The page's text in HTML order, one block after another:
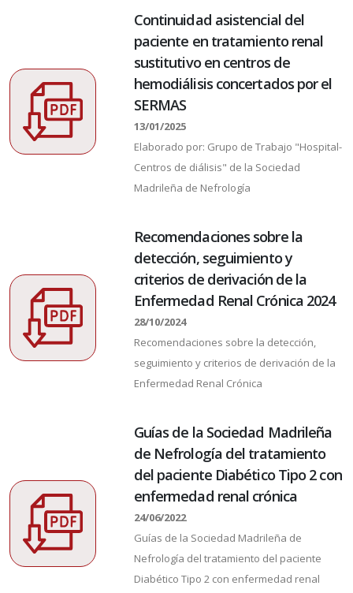
Continuidad asistencial del
paciente en tratamiento renal
sustitutivo en centros de
hemodiálisis concertados por el
SERMAS
13/01/2025
Elaborado por: Grupo de Trabajo "Hospital-
Centros de diálisis" de la Sociedad
Madrileña de Nefrología
Recomendaciones sobre la
detección, seguimiento y
criterios de derivación de la
Enfermedad Renal Crónica 2024
28/10/2024
Recomendaciones sobre la detección,
seguimiento y criterios de derivación de la
Enfermedad Renal Crónica
Guías de la Sociedad Madrileña
de Nefrología del tratamiento
del paciente Diabético Tipo 2 con
enfermedad renal crónica
24/06/2022
Guías de la Sociedad Madrileña de
Nefrología del tratamiento del paciente
Diabético Tipo 2 con enfermedad renal